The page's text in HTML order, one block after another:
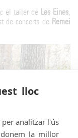
el taller de Les Eines,
de concerts de Remei
lloc
analitzar l'ús
la millor